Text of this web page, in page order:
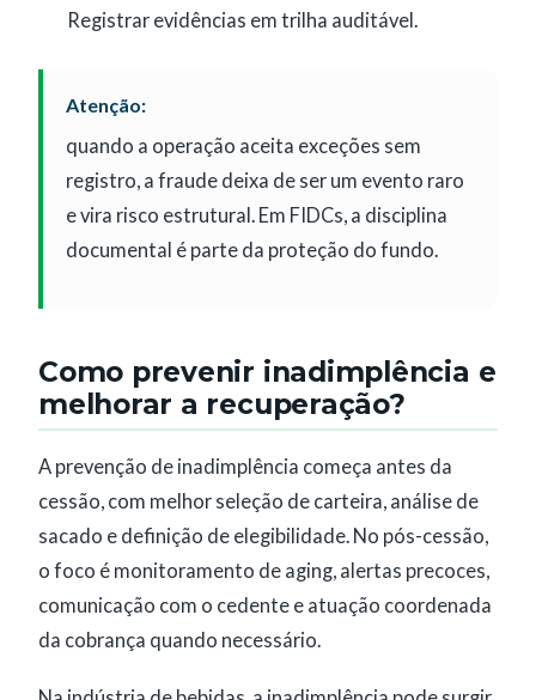
Registrar evidências em trilha auditável.
Atenção:
quando a operação aceita exceções sem
registro, a fraude deixa de ser um evento raro
e vira risco estrutural. Em FIDCs, a disciplina
documental é parte da proteção do fundo.
Como prevenir inadimplência e
melhorar a recuperação?
A prevenção de inadimplência começa antes da
cessão, com melhor seleção de carteira, análise de
sacado e definição de elegibilidade. No pós-cessão,
o foco é monitoramento de aging, alertas precoces,
comunicação com o cedente e atuação coordenada
da cobrança quando necessário.